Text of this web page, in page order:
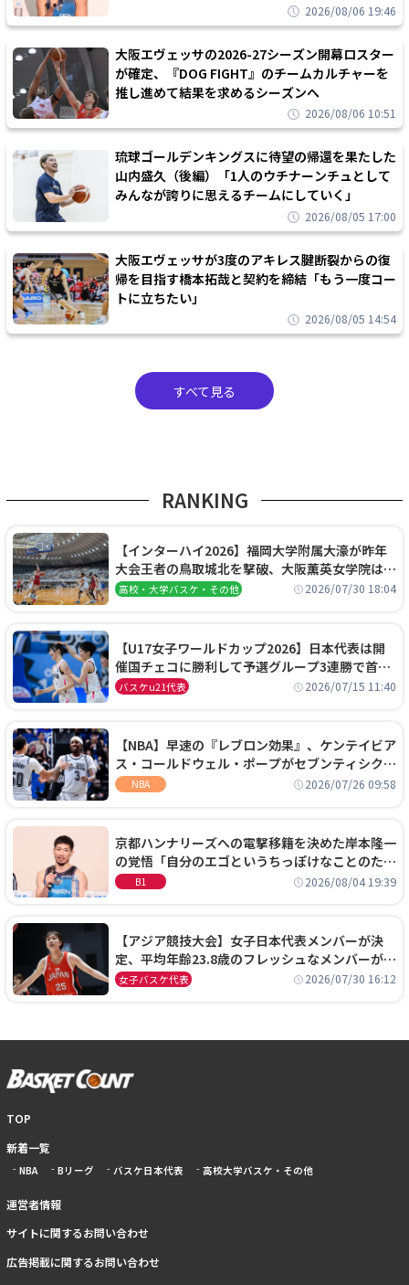
2026/08/06 19:46
大阪エヴェッサの2026-27シーズン開幕ロスター
が確定、『DOG FIGHT』のチームカルチャーを
推し進めて結果を求めるシーズンへ
2026/08/06 10:51
琉球ゴールデンキングスに待望の帰還を果たした
山内盛久（後編）「1人のウチナーンチュとして
みんなが誇りに思えるチームにしていく」
2026/08/05 17:00
大阪エヴェッサが3度のアキレス腱断裂からの復
帰を目指す橋本拓哉と契約を締結「もう一度コー
トに立ちたい」
2026/08/05 14:54
すべて見る
RANKING
【インターハイ2026】福岡大学附属大濠が昨年
大会王者の鳥取城北を撃破、大阪薫英女学院は岐
阜女子に完勝、大会3日目試合結果
高校・大学バスケ・その他 2026/07/30 18:04
【U17女子ワールドカップ2026】日本代表は開
催国チェコに勝利して予選グループ3連勝で首位
通過！準々決勝の相手はエジプトに決定
バスケu21代表 2026/07/15 11:40
【NBA】早速の『レブロン効果』、ケンテイビア
ス・コールドウェル・ポープがセブンティシクサ
ーズに1年契約で加入
NBA 2026/07/26 09:58
京都ハンナリーズへの電撃移籍を決めた岸本隆一
の覚悟「自分のエゴというちっぽけなことのため
に、京都に来たわけではない」
B1 2026/08/04 19:39
【アジア競技大会】女子日本代表メンバーが決
定、平均年齢23.8歳のフレッシュなメンバーが日
本開催の大舞台で頂点を狙う
女子バスケ代表 2026/07/30 16:12
TOP
新着一覧
NBA Bリーグ バスケ日本代表 高校大学バスケ・その他
運営者情報
サイトに関するお問い合わせ
広告掲載に関するお問い合わせ